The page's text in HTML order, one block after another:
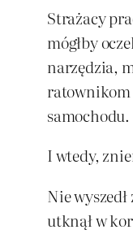
Strażacy
mógłby
narzędzia,
ratownikom
samochodu.
I wtedy,
Nie
utknął w